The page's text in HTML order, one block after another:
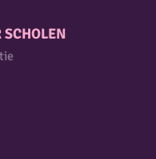
SCHOLEN